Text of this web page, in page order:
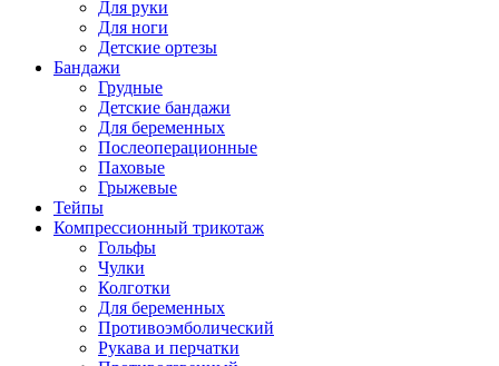
Для руки
Для ноги
Детские ортезы
Бандажи
Грудные
Детские бандажи
Для беременных
Послеоперационные
Паховые
Грыжевые
Тейпы
Компрессионный трикотаж
Гольфы
Чулки
Колготки
Для беременных
Противоэмболический
Рукава и перчатки